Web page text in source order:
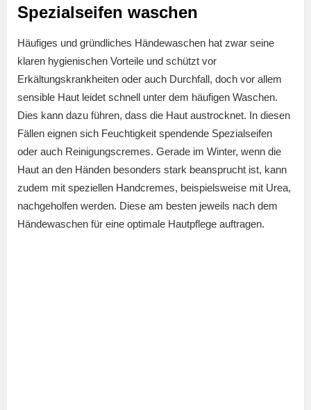
Spezialseifen waschen
Häufiges und gründliches Händewaschen hat zwar seine
klaren hygienischen Vorteile und schützt vor
Erkältungskrankheiten oder auch Durchfall, doch vor allem
sensible Haut leidet schnell unter dem häufigen Waschen.
Dies kann dazu führen, dass die Haut austrocknet. In diesen
Fällen eignen sich Feuchtigkeit spendende Spezialseifen
oder auch Reinigungscremes. Gerade im Winter, wenn die
Haut an den Händen besonders stark beansprucht ist, kann
zudem mit speziellen Handcremes, beispielsweise mit Urea,
nachgeholfen werden. Diese am besten jeweils nach dem
Händewaschen für eine optimale Hautpflege auftragen.